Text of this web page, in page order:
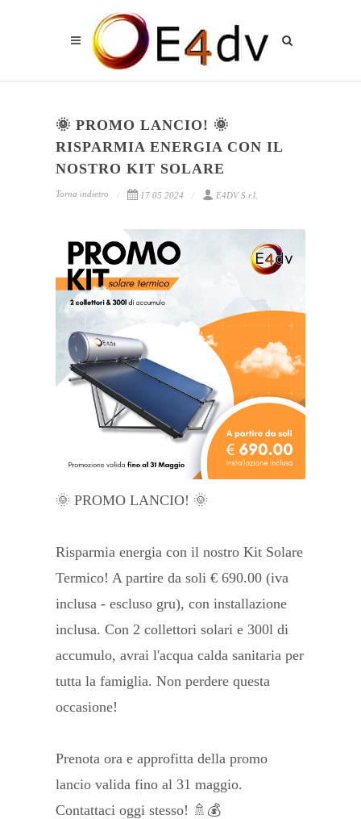
🌞 PROMO LANCIO! 🌞
RISPARMIA ENERGIA CON IL
NOSTRO KIT SOLARE
Torna indietro 17 05 2024 E4DV S.r.l.
🌞 PROMO LANCIO! 🌞
Risparmia energia con il nostro Kit Solare
Termico! A partire da soli € 690.00 (iva
inclusa - escluso gru), con installazione
inclusa. Con 2 collettori solari e 300l di
accumulo, avrai l'acqua calda sanitaria per
tutta la famiglia. Non perdere questa
occasione!
Prenota ora e approfitta della promo
lancio valida fino al 31 maggio.
Contattaci oggi stesso! 🚿💰